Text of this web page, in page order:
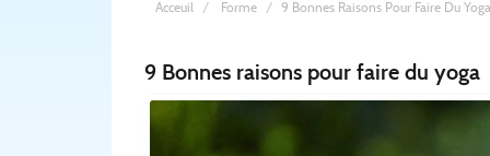
Acceuil Forme 9 Bonnes Raisons Pour Faire Du Yoga
9 Bonnes raisons pour faire du yoga